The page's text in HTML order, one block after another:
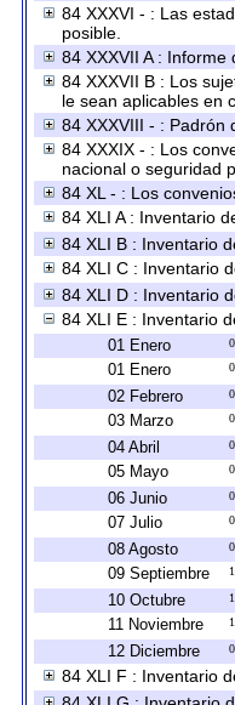
84 XXXVI - : Las
posible.
84 XXXVII A :
84 XXXVII B : Los
le sean aplicables en
84 XXXVIII - : Padrón
84 XXXIX - : Los
nacional o seguridad
84 XL - : Los
84 XLI A : Inventario
84 XLI B : Inventario
84 XLI C : Inventario
84 XLI D : Inventario
84 XLI E : Inventario
01 Enero
01 Enero
02 Febrero
03 Marzo
04 Abril
05 Mayo
06 Junio
07 Julio
08 Agosto
09 Septiembre
10 Octubre
11 Noviembre
12 Diciembre
84 XLI F : Inventario